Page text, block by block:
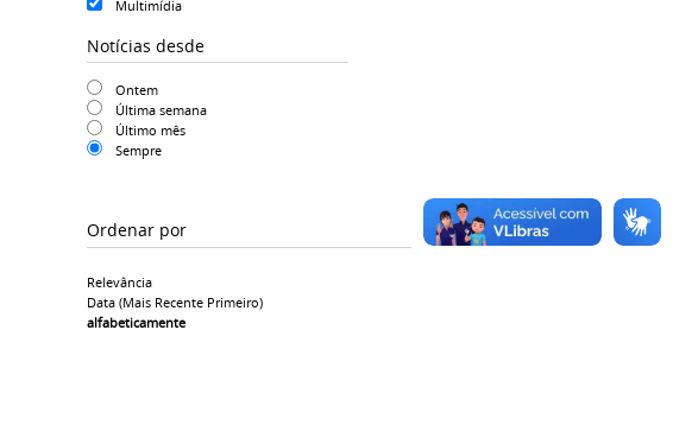
Multimídia
Notícias desde
Ontem
Última semana
Último mês
Sempre
Ordenar por
Relevância
Data (mais Recente Primeiro)
alfabeticamente